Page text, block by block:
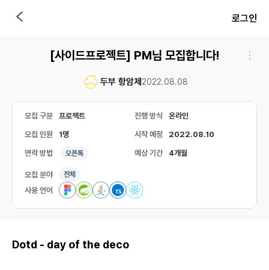
로그인
[사이드프로젝트] PM님 모집합니다!
두부 항암제 2022.08.08
모집 구분 프로젝트 진행 방식 온라인
모집 인원 1명 시작 예정 2022.08.10
연락 방법 오픈톡 예상 기간 4개월
모집 분야 전체
사용 언어
Dotd - day of the deco